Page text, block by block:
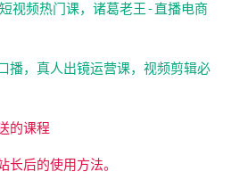
视频热门课，诸葛老王-直播电商
播，真人出镜运营课，视频剪辑必
的课程
长后的使用方法。